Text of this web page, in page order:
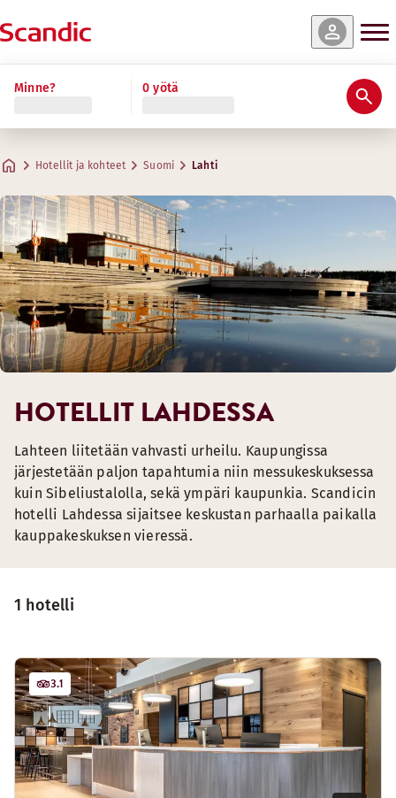
Minne? 0 yötä
Hotellit ja kohteet Suomi Lahti
1 hotelli
3.1
HOTELLIT LAHDESSA
Lahteen liitetään vahvasti urheilu. Kaupungissa
järjestetään paljon tapahtumia niin messukeskuksessa
kuin Sibeliustalolla, sekä ympäri kaupunkia. Scandicin
hotelli Lahdessa sijaitsee keskustan parhaalla paikalla
kauppakeskuksen vieressä.